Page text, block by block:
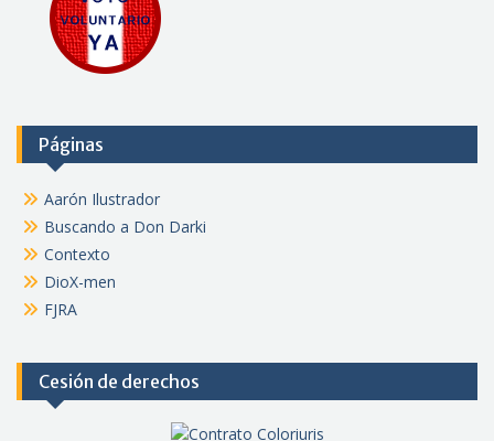
Páginas
Aarón Ilustrador
Buscando a Don Darki
Contexto
DioX-men
FJRA
Cesión de derechos